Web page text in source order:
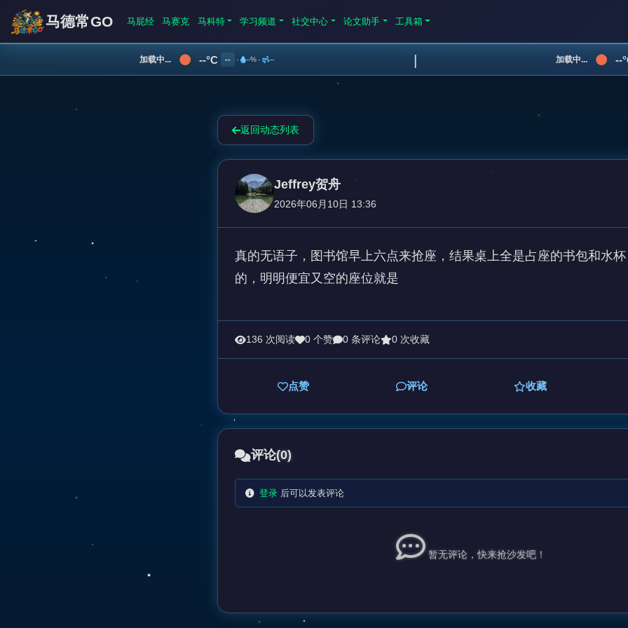
马德常GO 马屁经 马赛克 马科特 学习频道 社交中心 论文助手 工具箱
加载中... --°C -- · --% · -- | 加载中... --
返回动态列表
Jeffrey贺舟
2026年06月10日 13:36
真的无语子，图书馆早上六点来抢座，结果桌上全是占座的书包和水
的，明明便宜又空的座位就是
136 次阅读 0 个赞 0 条评论 0 次收藏
点赞 评论 收藏
评论(0)
登录 后可以发表评论
暂无评论，快来抢沙发吧！